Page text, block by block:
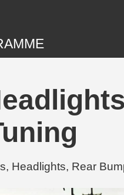
Headlights, Rear